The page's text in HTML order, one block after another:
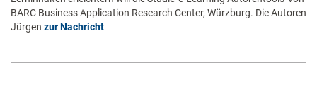
BARC Business Application Research Center, Würzburg. Die Autoren
Jürgen zur Nachricht